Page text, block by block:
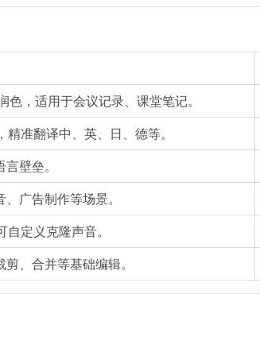
，适用于会议记录、课堂笔记。
准翻译中、英、日、德等。
壁垒。
广告制作等场景。
定义克隆声音。
、合并等基础编辑。